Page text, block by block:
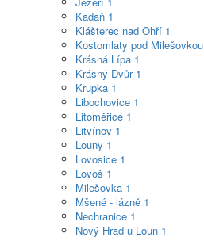
Kadaň 1
Klášterec nad Ohří 1
Kostomlaty pod Milešovkou
Krásná Lípa 1
Krásný Dvůr 1
Krupka 1
Libochovice 1
Litoměřice 1
Litvínov 1
Louny 1
Lovosice 1
Lovoš 1
Milešovka 1
Mšené - lázně 1
Nechranice 1
Nový Hrad u Loun 1